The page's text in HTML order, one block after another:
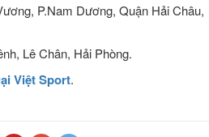
P.Nam Dương, Quận Hải Châu,
Lê Chân, Hải Phòng.
Việt Sport.